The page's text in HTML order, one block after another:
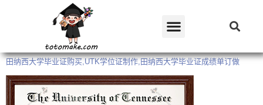
田纳西大学毕业证购买,UTK学位证制作,田纳西大学毕业证成绩单订做